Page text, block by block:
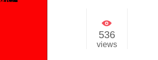
536
views